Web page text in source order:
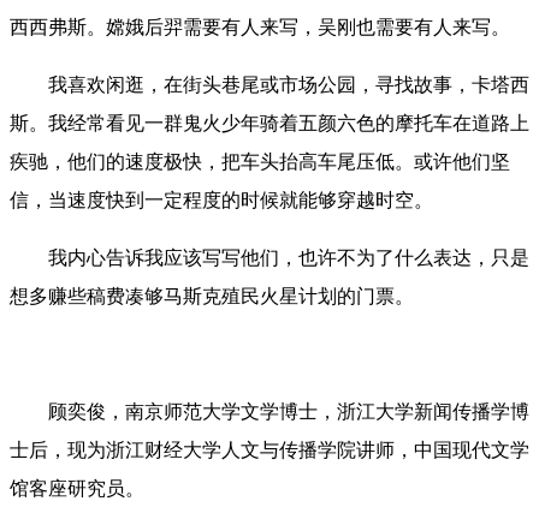
西西弗斯。嫦娥后羿需要有人来写，吴刚也需要有人来写。
我喜欢闲逛，在街头巷尾或市场公园，寻找故事，卡塔西
斯。我经常看见一群鬼火少年骑着五颜六色的摩托车在道路上
疾驰，他们的速度极快，把车头抬高车尾压低。或许他们坚
信，当速度快到一定程度的时候就能够穿越时空。
我内心告诉我应该写写他们，也许不为了什么表达，只是
想多赚些稿费凑够马斯克殖民火星计划的门票。
顾奕俊 ，南京师范大学文学博士，浙江大学新闻传播学博
士后，现为浙江财经大学人文与传播学院讲师，中国现代文学
馆客座研究员。